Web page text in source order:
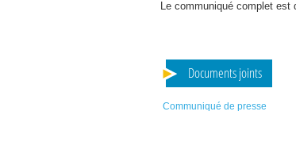
Le communiqué complet est
Documents joints
Communiqué de presse